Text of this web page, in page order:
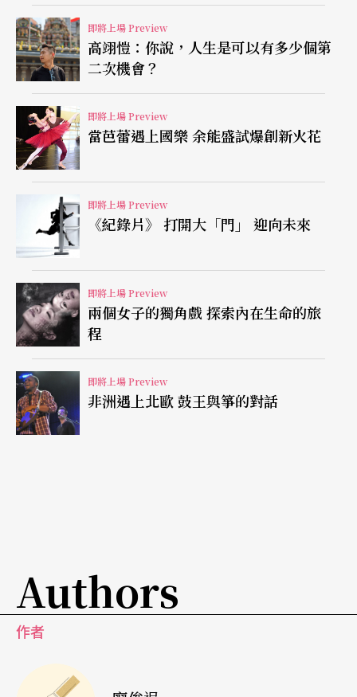
薩克斯風手純粹的、單一的聲調，雖然沒有語言，
卻是真正的自我解剖，難以企求的「真心話」。
即將上場 Preview
高翊愷：你說，人生是可以有多少個第
二次機會？
即將上場 Preview
當芭蕾遇上國樂 余能盛試爆創新火花
即將上場 Preview
《紀錄片》 打開大「門」 迎向未來
即將上場 Preview
兩個女子的獨角戲 探索內在生命的旅
程
即將上場 Preview
非洲遇上北歐 鼓王與箏的對話
Authors
作者